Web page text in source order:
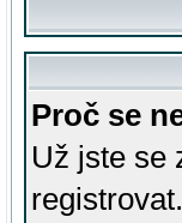
Proč se
Už jste se